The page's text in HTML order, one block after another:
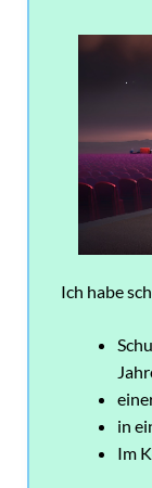
Ich habe
in
Im